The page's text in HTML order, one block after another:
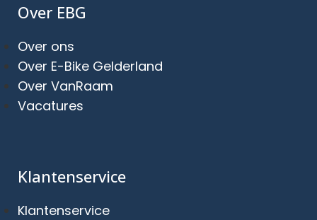
Over EBG
Over ons
Over E-Bike Gelderland
Over VanRaam
Vacatures
Klantenservice
Klantenservice